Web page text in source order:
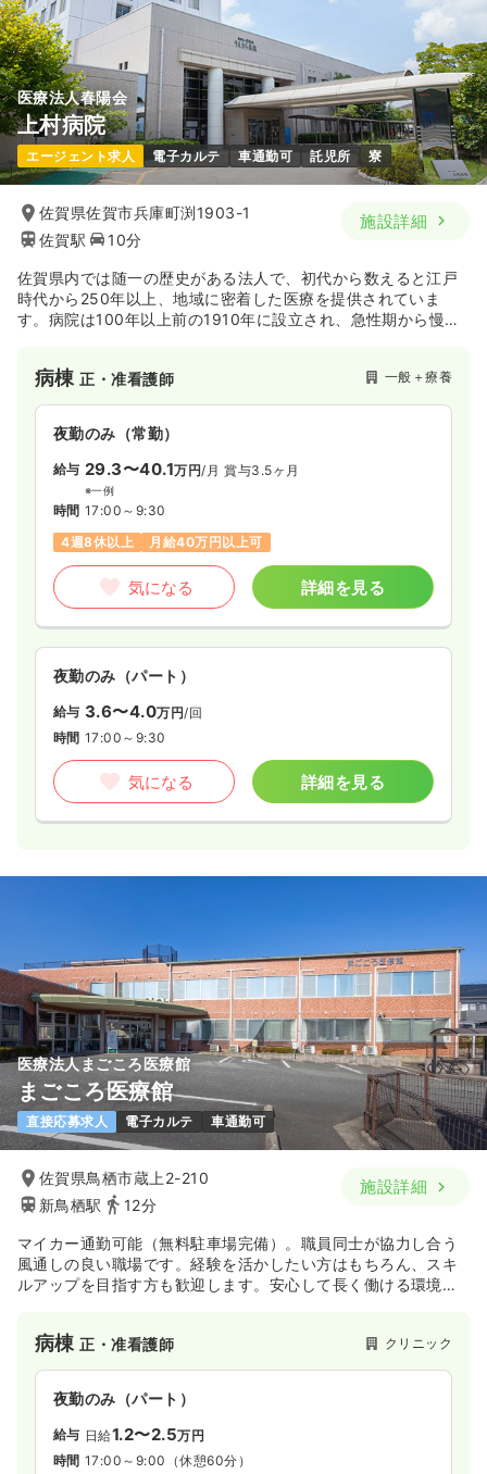
医療法人春陽会
上村病院
エージェント求人 電子カルテ 車通勤可 託児所 寮
佐賀県佐賀市兵庫町渕1903-1
佐賀駅
10分
施設詳細
佐賀県内では随一の歴史がある法人で、初代から数えると江戸
時代から250年以上、地域に密着した医療を提供されていま
す。病院は100年以上前の1910年に設立され、急性期から慢性
るように幅広い医療・介護サービスを展開しています。
病棟正・准看護師 一般＋療養
夜勤のみ（常勤）
給与 29.3〜40.1万円/月 賞与3.5ヶ月
※一例
時間 17:00～9:30
4週8休以上
月給40万円以上可
気になる 詳細を見る
夜勤のみ（パート）
給与 3.6〜4.0万円/回
時間 17:00～9:30
気になる 詳細を見る
医療法人まごころ医療館
まごころ医療館
直接応募求人 電子カルテ 車通勤可
佐賀県鳥栖市蔵上2-210
新鳥栖駅
12分
施設詳細
マイカー通勤可能（無料駐車場完備）。職員同士が協力し合う
風通しの良い職場です。経験を活かしたい方はもちろん、スキ
ルアップを目指す方も歓迎します。安心して長く働ける環境づ
病棟正・准看護師 クリニック
夜勤のみ（パート）
給与 日給1.2〜2.5万円
時間 17:00～9:00 （休憩60分）